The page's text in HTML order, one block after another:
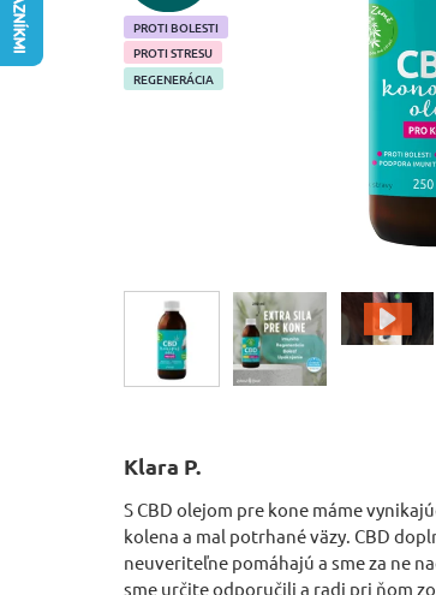
PROTI BOLESTI
PROTI STRESU
REGENERÁCIA
Klara P.
S CBD olejom pre kone máme
kolena a mal potrhané väzy. CBD
neuveriteľne pomáhajú a sme za ne
sme určite odporučili a radi pri ňom